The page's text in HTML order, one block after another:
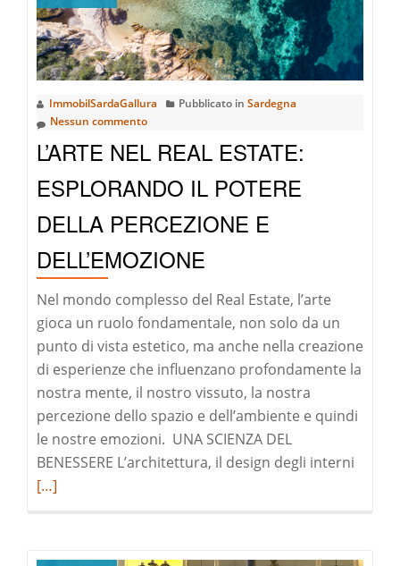
SCOPERTA
DEL
DESIGN
BIOFILICO
ImmobilSardaGallura Pubblicato in Sardegna
Nessun commento
L’ARTE NEL REAL ESTATE:
ESPLORANDO IL POTERE
DELLA PERCEZIONE E
DELL’EMOZIONE
Nel mondo complesso del Real Estate, l’arte
gioca un ruolo fondamentale, non solo da un
punto di vista estetico, ma anche nella creazione
di esperienze che influenzano profondamente la
nostra mente, il nostro vissuto, la nostra
percezione dello spazio e dell’ambiente e quindi
le nostre emozioni. UNA SCIENZA DEL
BENESSERE L’architettura, il design degli interni
[…]